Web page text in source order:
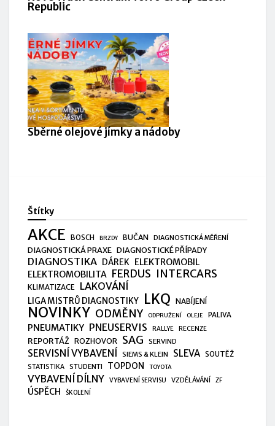
Republic
Sběrné olejové jímky a nádoby
Štítky
AKCE BOSCH BRZDY BUČAN DIAGNOSTICKÁ MĚŘENÍ
DIAGNOSTICKÁ PRAXE DIAGNOSTICKÉ PŘÍPADY
DIAGNOSTIKA DÁREK ELEKTROMOBIL
ELEKTROMOBILITA FERDUS INTERCARS
KLIMATIZACE LAKOVÁNÍ
LIGA MISTRŮ DIAGNOSTIKY LKQ NABÍJENÍ
NOVINKY ODMĚNY ODPRUŽENÍ OLEJE PALIVA
PNEUMATIKY PNEUSERVIS RALLYE RECENZE
REPORTÁŽ ROZHOVOR SAG SERVIND
SERVISNÍ VYBAVENÍ SIEMS & KLEIN SLEVA SOUTĚŽ
STATISTIKA STUDENTI TOPDON TOYOTA
VYBAVENÍ DÍLNY VYBAVENÍ SERVISU VZDĚLÁVÁNÍ ZF
ÚSPĚCH ŠKOLENÍ